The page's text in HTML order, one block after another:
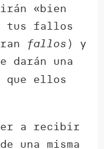
«bien
tus fallos
fallos) y
darán una
que ellos
a recibir
una misma